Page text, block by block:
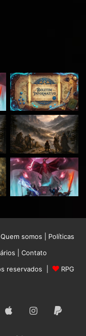
Quem somos
Políticas
Contato
reservados |
RPG
AppleInstagram